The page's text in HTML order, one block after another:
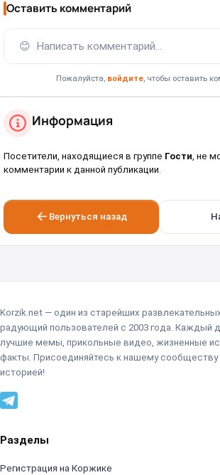
Оставить комментарий
😊 Написать комментарий...
Пожалуйста, войдите, чтобы оставить
Информация
Посетители, находящиеся в группе Гости , не
комментарии к данной публикации.
Вернуться назад
Korzik.net — один из старейших
радующий пользователей с 2003 года. Каждый
лучшие мемы, прикольные видео, жизненные
факты. Присоединяйтесь к нашему сообществу
историей!
Разделы
Регистрация на Коржике